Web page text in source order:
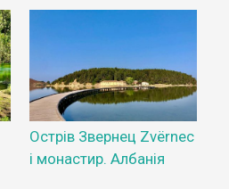
Острів Звернец Zvërnec
і монастир. Албанія